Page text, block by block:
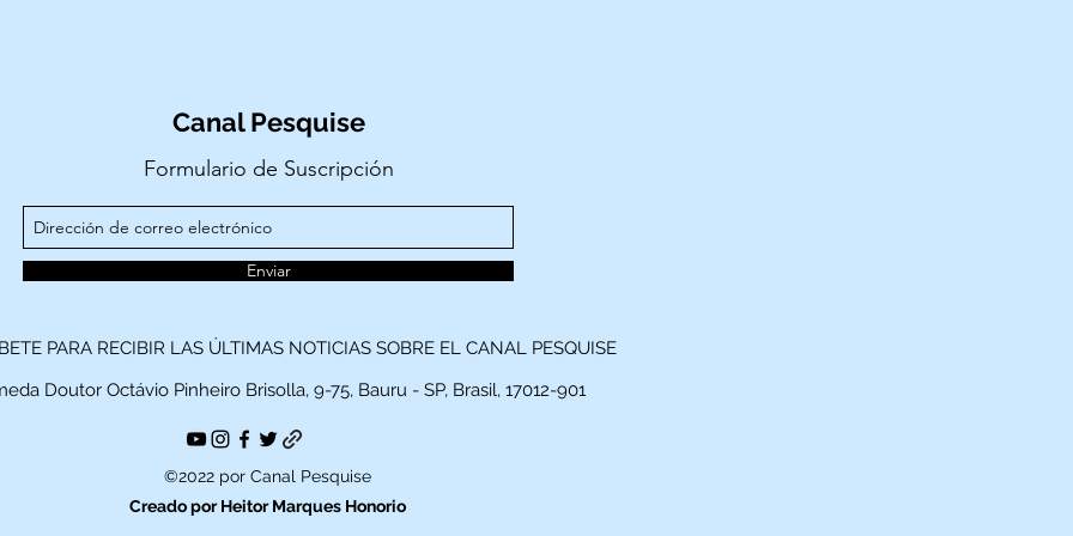
Canal Pesquise
Formulario de Suscripción
Enviar
PARA RECIBIR LAS ÚLTIMAS NOTICIAS SOBRE EL CANAL PESQUISE
Doutor Octávio Pinheiro Brisolla, 9-75, Bauru - SP, Brasil, 17012-901
©2022 por Canal Pesquise
Creado por Heitor Marques Honorio